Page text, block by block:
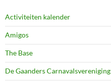
Activiteiten kalender
Amigos
The Base
De Gaanders Carnavalsvereniging